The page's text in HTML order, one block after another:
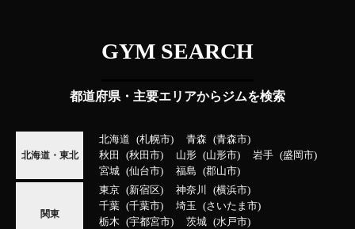
GYM SEARCH
都道府県・主要エリアからジムを検索
北海道・東北
北海道 札幌市 青森
青森市
秋田
秋田市 山形 山形市 岩手
盛岡市
宮城
仙台市 福島 郡山市
関東
東京 新宿区 神奈川
横浜市
千葉
千葉市 埼玉
さいたま市
栃木
宇都宮市 茨城
水戸市